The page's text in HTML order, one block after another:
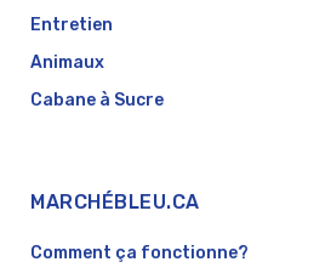
Entretien
Animaux
Cabane à Sucre
MARCHÉBLEU.CA
Comment ça fonctionne?